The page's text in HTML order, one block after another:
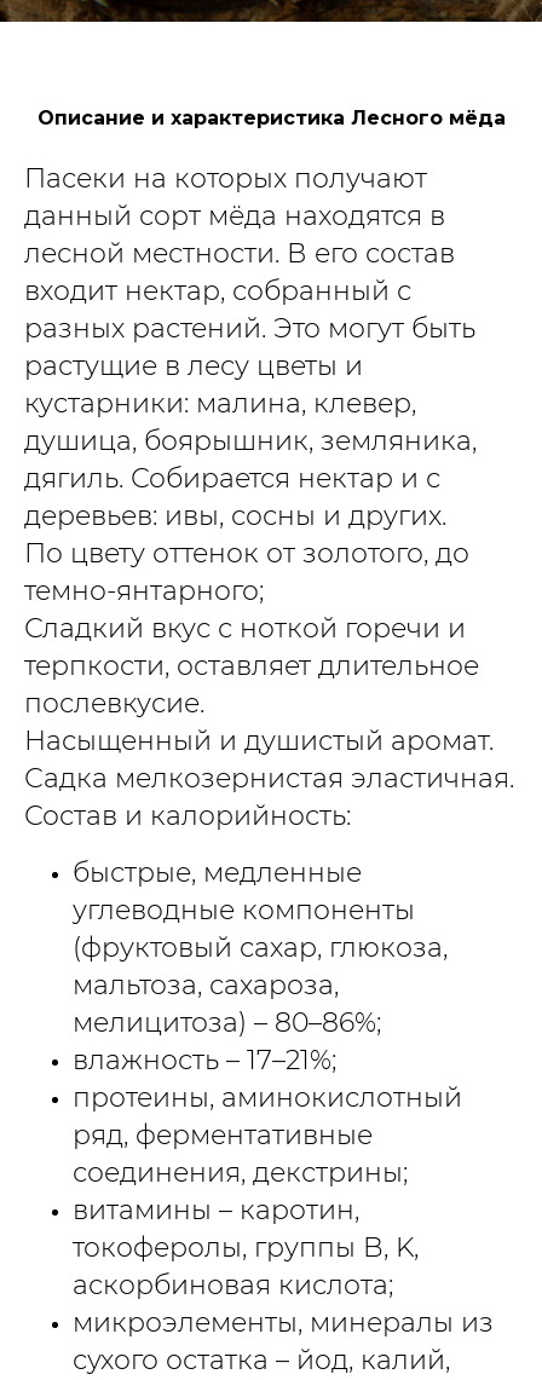
Описание и характеристика Лесного мёда
Пасеки на которых получают
данный сорт мёда находятся в
лесной местности. В его состав
входит нектар, собранный с
разных растений. Это могут быть
растущие в лесу цветы и
кустарники: малина, клевер,
душица, боярышник, земляника,
дягиль. Собирается нектар и с
деревьев: ивы, сосны и других.
По цвету оттенок от золотого, до
темно-янтарного;
Сладкий вкус с ноткой горечи и
терпкости, оставляет длительное
послевкусие.
Насыщенный и душистый аромат.
Садка мелкозернистая эластичная.
Состав и калорийность:
быстрые, медленные
углеводные компоненты
(фруктовый сахар, глюкоза,
мальтоза, сахароза,
мелицитоза) – 80–86%;
влажность – 17–21%;
протеины, аминокислотный
ряд, ферментативные
соединения, декстрины;
витамины – каротин,
токоферолы, группы B, K,
аскорбиновая кислота;
микроэлементы, минералы из
сухого остатка – йод, калий,